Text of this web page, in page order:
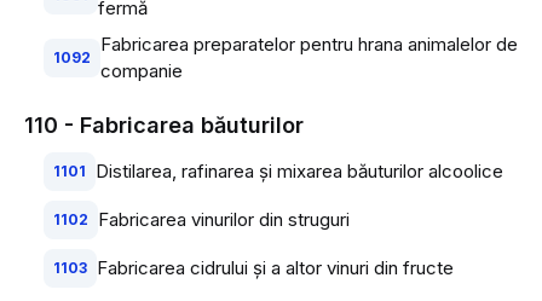
fermă
1092
Fabricarea preparatelor pentru hrana animalelor de
companie
110 - Fabricarea băuturilor
1101 Distilarea, rafinarea şi mixarea băuturilor alcoolice
1102 Fabricarea vinurilor din struguri
1103 Fabricarea cidrului şi a altor vinuri din fructe